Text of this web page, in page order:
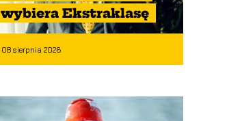
wybiera Ekstraklasę
08 sierpnia 2026